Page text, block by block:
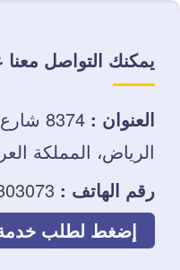
يمكنك التواصل معنا
العنوان :
8374
الرياض، المملكة
رقم الهاتف :
إضغط لطلب